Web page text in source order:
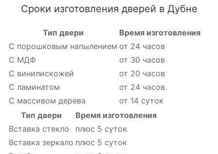
Сроки изготовления дверей в Дубне
Тип двери
Время изготовления
С порошковым напылением от 24 часов
С МДФ
от 30 часов
С винилискожей
от 20 часов
С ламинатом
от 24 часов
С массивом дерева
от 14 суток
Тип двери
Время изготовления
Вставка стекло
плюс 5 суток
Вставка зеркало плюс 5 суток